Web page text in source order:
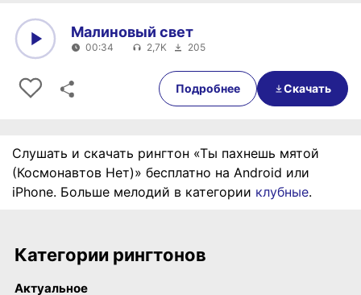
00:34
Малиновый свет
00:34 2,7K 205
Подробнее Скачать
Слушать и скачать рингтон «Ты пахнешь мятой
(Космонавтов Нет)» бесплатно на Android или
iPhone. Больше мелодий в категории клубные.
Категории рингтонов
Актуальное